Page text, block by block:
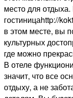
место для
гостиницаhttp://
в этом месте, вы
культурных
где можно
В отеле
значит, что все
отдыху, а не